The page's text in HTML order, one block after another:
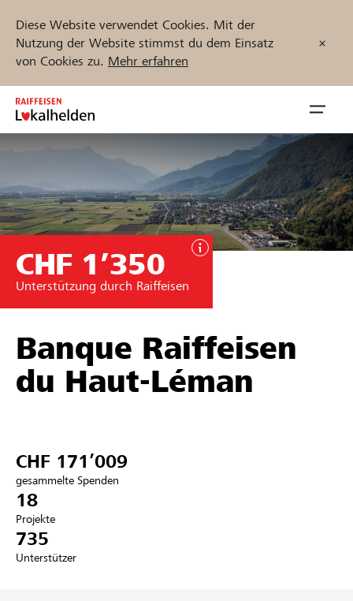
Diese Website verwendet Cookies. Mit der
Nutzung der Website stimmst du dem Einsatz
von Cookies zu. Mehr erfahren
Zum
Inhalt
springen
öffnen
Unterstützen
Hilfe & Support
Partner / Raiffeisenbank
Anmelden
Registrieren
Projekte und Organisationen finden
Jetzt starten
CHF 1’350
Unterstützung durch Raiffeisen
Banque Raiffeisen
du Haut-Léman
CHF 171’009
gesammelte Spenden
18
Projekte
735
Unterstützer